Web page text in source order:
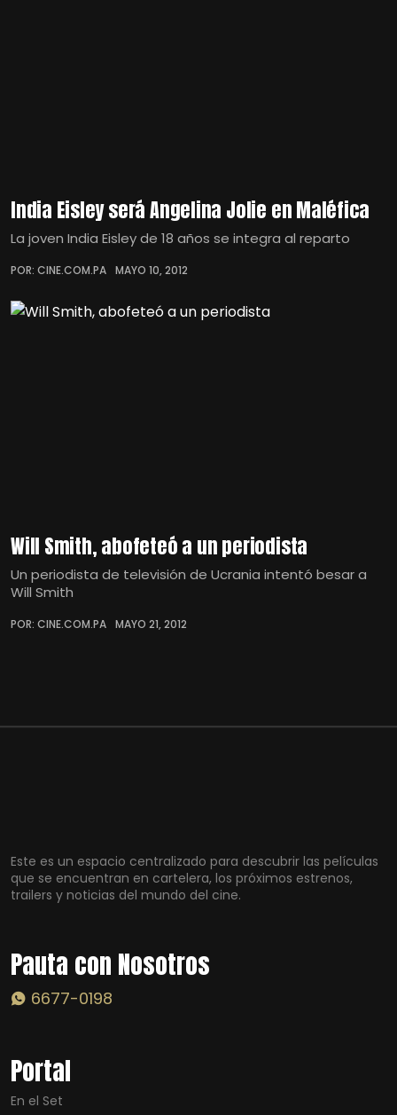
India Eisley será Angelina Jolie en Maléfica
La joven India Eisley de 18 años se integra al reparto
POR: CINE.COM.PA MAYO 10, 2012
Will Smith, abofeteó a un periodista
Un periodista de televisión de Ucrania intentó besar a
Will Smith
POR: CINE.COM.PA MAYO 21, 2012
Este es un espacio centralizado para descubrir las películas
que se encuentran en cartelera, los próximos estrenos,
trailers y noticias del mundo del cine.
Pauta con Nosotros
6677-0198
Portal
En el Set